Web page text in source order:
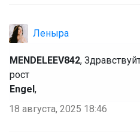
Леныра
MENDELEEV842,
рост
Engel,
18 августа, 2025 18:46